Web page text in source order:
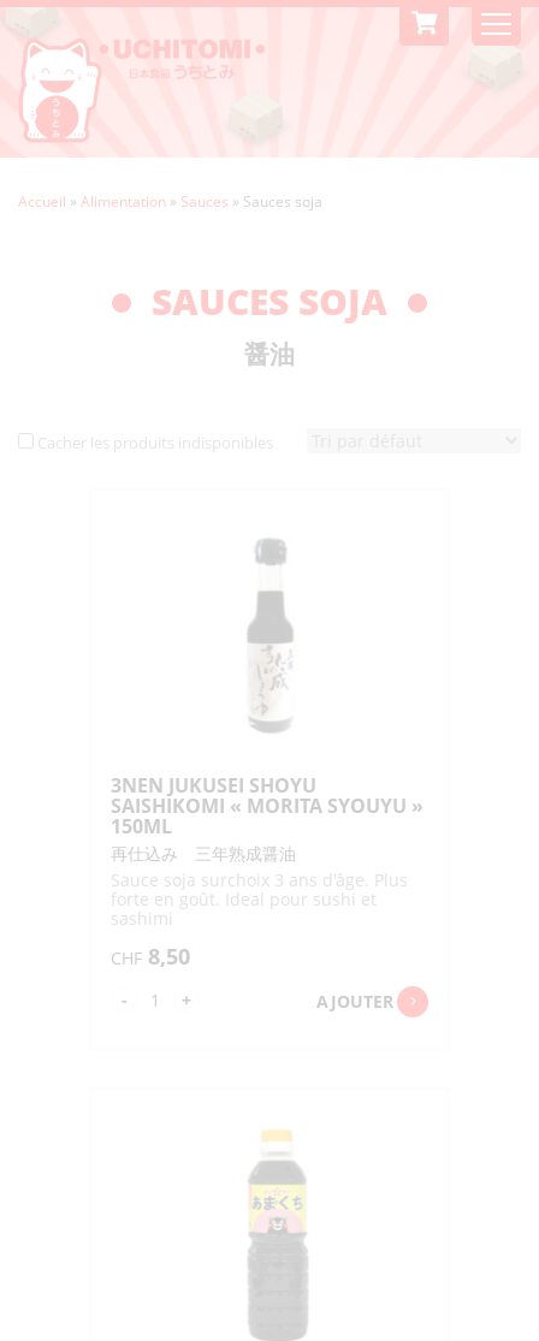
Accueil » Alimentation » Sauces » Sauces soja
SAUCES SOJA
醤油
Cacher les produits indisponibles
3NEN JUKUSEI SHOYU
SAISHIKOMI « MORITA SYOUYU »
150ML
再仕込み 三年熟成醤油
Sauce soja surchoix 3 ans d'âge. Plus
forte en goût. Ideal pour sushi et
sashimi
CHF 8,50
-
quantité
+ AJOUTER